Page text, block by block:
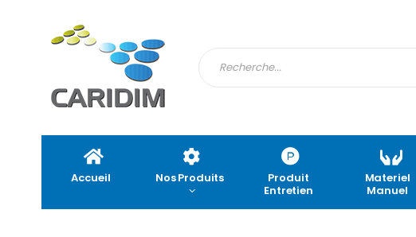
Accueil Nos Produits
Produit
Entretien
Materiel
Manuel